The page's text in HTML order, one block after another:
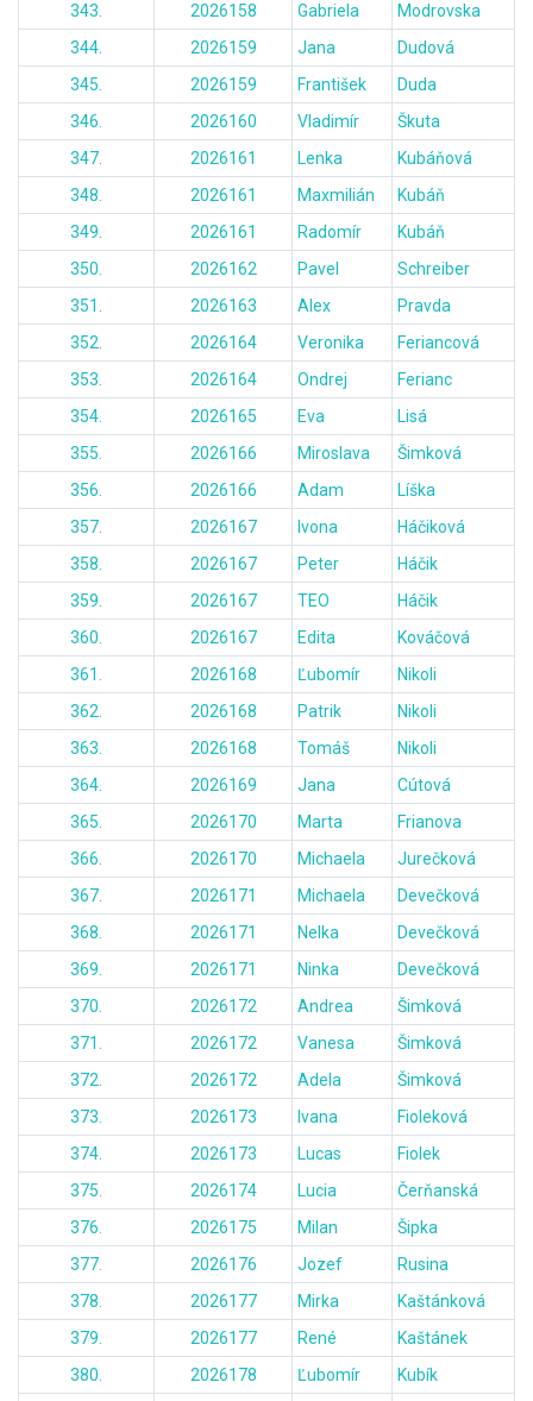
343.
2026158 Gabriela
Modrovska
344.
2026159 Jana
Dudová
345.
2026159 František
Duda
346.
2026160 Vladimír
Škuta
347.
2026161 Lenka
Kubáňová
348.
2026161 Maxmilián
Kubáň
349.
2026161 Radomír
Kubáň
350.
2026162 Pavel
Schreiber
351.
2026163 Alex
Pravda
352.
2026164 Veronika
Feriancová
353.
2026164 Ondrej
Ferianc
354.
2026165 Eva
Lisá
355.
2026166 Miroslava
Šimková
356.
2026166 Adam
Líška
357.
2026167 Ivona
Háčiková
358.
2026167 Peter
Háčik
359.
2026167 TEO
Háčik
360.
2026167 Edita
Kováčová
361.
2026168 Ľubomír
Nikoli
362.
2026168 Patrik
Nikoli
363.
2026168 Tomáš
Nikoli
364.
2026169 Jana
Cútová
365.
2026170 Marta
Frianova
366.
2026170 Michaela
Jurečková
367.
2026171 Michaela
Devečková
368.
2026171 Nelka
Devečková
369.
2026171 Ninka
Devečková
370.
2026172 Andrea
Šimková
371.
2026172 Vanesa
Šimková
372.
2026172 Adela
Šimková
373.
2026173 Ivana
Fioleková
374.
2026173 Lucas
Fiolek
375.
2026174 Lucia
Čerňanská
376.
2026175 Milan
Šipka
377.
2026176 Jozef
Rusina
378.
2026177 Mirka
Kaštánková
379.
2026177 René
Kaštánek
380.
2026178 Ľubomír
Kubík